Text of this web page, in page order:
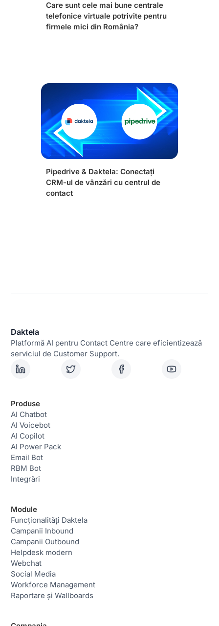
Care sunt cele mai bune centrale
telefonice virtuale potrivite pentru
firmele mici din România?
Pipedrive & Daktela: Conectați
CRM-ul de vânzări cu centrul de
contact
Daktela
Platformă AI pentru Contact Centre care eficientizează
serviciul de Customer Support.
Produse
AI Chatbot
AI Voicebot
AI Copilot
AI Power Pack
Email Bot
RBM Bot
Integrări
Module
Funcționalități Daktela
Campanii Inbound
Campanii Outbound
Helpdesk modern
Webchat
Social Media
Workforce Management
Raportare și Wallboards